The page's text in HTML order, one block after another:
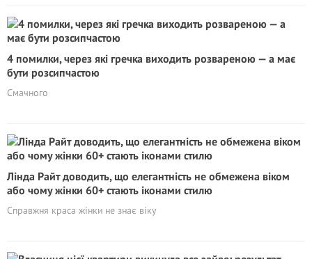
4 помилки, через які гречка виходить розвареною — а має
бути розсипчастою
Смачного
Лінда Райт доводить, що елегантність не обмежена віком
або чому жінки 60+ стають iконами стилю
Справжня краса жінки не знає віку